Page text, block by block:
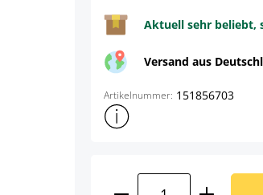
Aktuell sehr beliebt,
Versand aus
Artikelnummer: 151856703
Weitere
Produkt Anzahl: